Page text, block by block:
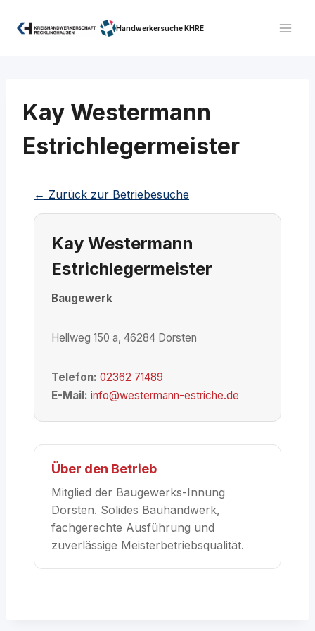
Inhalt
Handwerkersuche KHRE
Kay Westermann
Estrichlegermeister
← Zurück zur Betriebesuche
Kay Westermann
Estrichlegermeister
Baugewerk
Hellweg 150 a, 46284 Dorsten
Telefon: 02362 71489
E-Mail: info@westermann-estriche.de
Über den Betrieb
Mitglied der Baugewerks-Innung
Dorsten. Solides Bauhandwerk,
fachgerechte Ausführung und
zuverlässige Meisterbetriebsqualität.